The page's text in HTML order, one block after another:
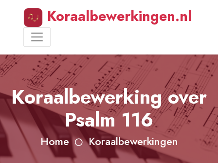
Koraalbewerkingen.nl
Koraalbewerking over
Psalm 116
Home Koraalbewerkingen